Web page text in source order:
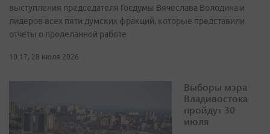
выступления председателя Госдумы Вячеслава Володина и
лидеров всех пяти думских фракций, которые представили
отчеты о проделанной работе
10:17, 28 июля 2026
Выборы мэра
Владивостока
пройдут 30
июля